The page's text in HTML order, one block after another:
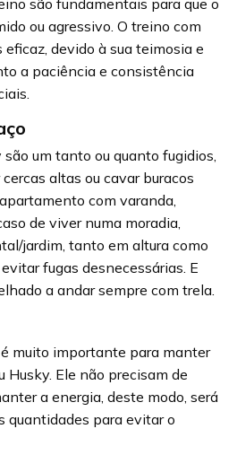
são fundamentais para que o
ou agressivo. O treino com
devido à sua teimosia e
a paciência e consistência
são um tanto ou quanto fugidios,
altas ou cavar buracos
com varanda,
de viver numa moradia,
jardim, tanto em altura como
fugas desnecessárias. E
a andar sempre com trela.
muito importante para manter
Husky. Ele não precisam de
a energia, deste modo, será
quantidades para evitar o